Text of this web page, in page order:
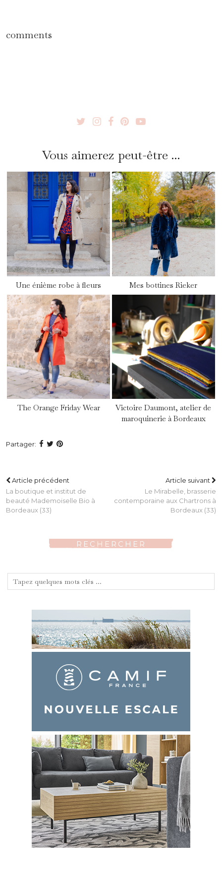
comments
Vous aimerez peut-être ...
Une énième robe à fleurs Mes bottines Rieker
The Orange Friday Wear
Victoire Daumont, atelier de
maroquinerie à Bordeaux
Partager:
Article précédent
La boutique et institut de
beauté Mademoiselle Bio à
Bordeaux (33)
Article suivant
Le Mirabelle, brasserie
contemporaine aux Chartrons à
Bordeaux (33)
RECHERCHER